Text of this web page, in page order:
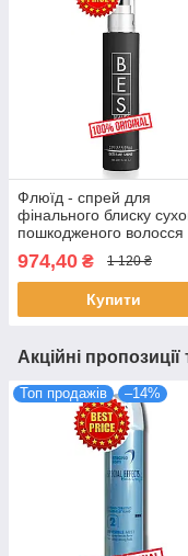
Флюїд - спрей для
фінального блиску
пошкодженого волосся
974,40 ₴ 1 120 ₴
Купити
Акційні
Топ продажів –14%